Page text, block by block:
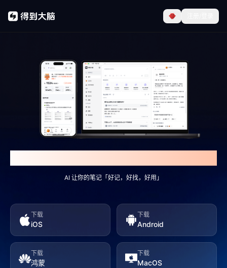
AI 让你的笔记「好记，好找，好用」
下载
iOS
下载
Android
下载
鸿蒙
下载
MacOS